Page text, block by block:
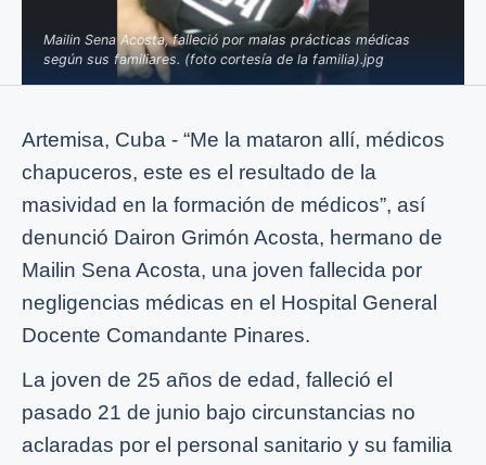
Mailin Sena Acosta, falleció por malas prácticas médicas
según sus familiares. (foto cortesía de la familia).jpg
Artemisa, Cuba - “Me la mataron allí, médicos
chapuceros, este es el resultado de la
masividad en la formación de médicos”, así
denunció Dairon Grimón Acosta, hermano de
Mailin Sena Acosta, una joven fallecida por
negligencias médicas en el Hospital General
Docente Comandante Pinares.
La joven de 25 años de edad, falleció el
pasado 21 de junio bajo circunstancias no
aclaradas por el personal sanitario y su familia